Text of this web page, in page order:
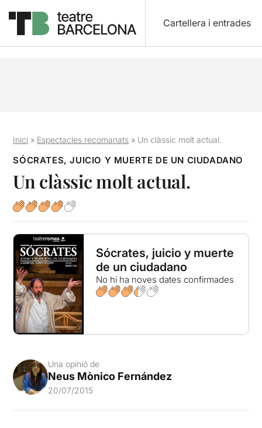
Cartellera i entrades
Inici » Espectacles recomanats » Un clàssic molt actual.
SÓCRATES, JUICIO Y MUERTE DE UN CIUDADANO
Un clàssic molt actual.
Sócrates, juicio y muerte
de un ciudadano
No hi ha noves dates confirmades
Una opinió de
Neus Mònico Fernández
20/07/2015